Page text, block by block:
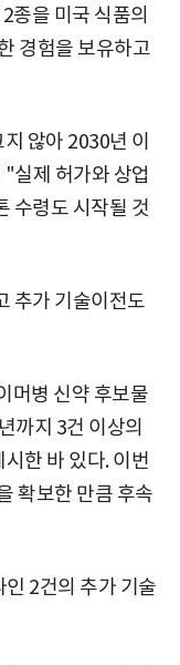
종을 미국 식품의
경험을 보유하고
않아 2030년 이
실제 허가와 상업
수령도 시작될 것
추가 기술이전도
머병 신약 후보물
까지 3건 이상의
한 바 있다. 이번
확보한 만큼 후속
2건의 추가 기술